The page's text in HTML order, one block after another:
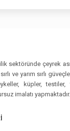
sektöründe çeyrek
ve yarım sırlı
küpler,
imalatı yapmaktadır.